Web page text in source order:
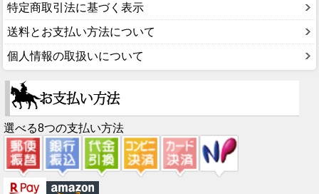
特定商取引法に基づく表示
送料とお支払い方法について
個人情報の取扱いについて
選べる8つの支払い方法